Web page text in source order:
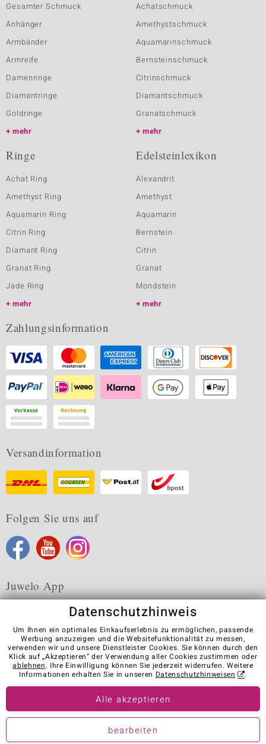
Gesamter Schmuck
Anhänger
Armbänder
Armreife
Damenringe
Diamantringe
Goldringe
mehr
Achatschmuck
Amethystschmuck
Aquamarinschmuck
Bernsteinschmuck
Citrinschmuck
Diamantschmuck
Granatschmuck
mehr
Ringe
Achat Ring
Amethyst Ring
Aquamarin Ring
Citrin Ring
Diamant Ring
Granat Ring
Jade Ring
mehr
Edelsteinlexikon
Alexandrit
Amethyst
Aquamarin
Bernstein
Citrin
Granat
Mondstein
mehr
Zahlungsinformation
Versandinformation
Folgen Sie uns auf
Juwelo App
Karriere AGB Datenschutz Cookies
Impressum
Kontakt
Vertrag widerrufen
Visit our stores in other countries:
© Juwelo Deutschland GmbH (ein Tochterunternehmen der elumeo
SE)
Datenschutzhinweis
Um Ihnen ein optimales Einkaufserlebnis zu ermöglichen, passende
Werbung anzuzeigen und die Websitefunktionalität zu messen,
verwenden wir und unsere Dienstleister Cookies. Sie können durch den
Klick auf „Akzeptieren“ der Verwendung aller Cookies zustimmen oder
ablehnen. Ihre Einwilligung können Sie jederzeit widerrufen. Weitere
Informationen erhalten Sie in unseren Datenschutzhinweisen .
Alle akzeptieren
bearbeiten